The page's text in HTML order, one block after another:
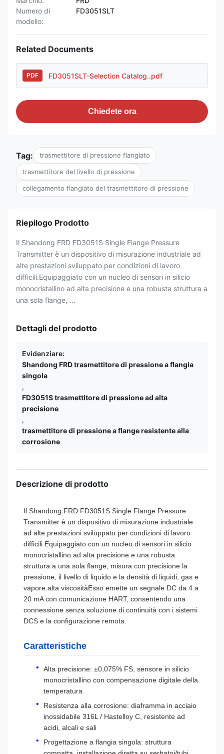
Numero di
modello:
FD3051SLT
Related Documents
PDF FD3051SLT-Selection Catalog..pdf
Chiedete ora
Tag: trasmettitore di pressione flangiato
trasmettitore del livello di pressione
collegamento flangiato del trasmettitore di pressione
Riepilogo Prodotto
Il Shandong FRD FD3051S Single Flange Pressure
Transmitter è un dispositivo di misurazione industriale ad
alte prestazioni sviluppato per condizioni di lavoro
difficili.Equipaggiato con un nucleo di sensori in silicio
monocristallino ad alta precisione e una robusta struttura a
una sola flange, ...
Dettagli del prodotto
Evidenziare:
Shandong FRD trasmettitore di pressione a flangia
singola
,
FD3051S trasmettitore di pressione ad alta
precisione
,
trasmettitore di pressione a flange resistente alla
corrosione
Descrizione di prodotto
Il Shandong FRD FD3051S Single Flange Pressure
Transmitter è un dispositivo di misurazione industriale
ad alte prestazioni sviluppato per condizioni di lavoro
difficili.Equipaggiato con un nucleo di sensori in silicio
monocristallino ad alta precisione e una robusta
struttura a una sola flange, misura con precisione la
pressione, il livello di liquido e la densità di liquidi, gas e
vapore.alta viscositàEsso emette un segnale DC da 4 a
20 mA con comunicazione HART, consentendo una
connessione senza soluzione di continuità con i sistemi
DCS e la configurazione remota.
Caratteristiche
Alta precisione: ±0,075% FS, sensore in silicio
monocristallino con compensazione digitale della
temperatura
Resistenza alla corrosione: diaframma in acciaio
inossidabile 316L / Hastelloy C, resistente ad
acidi, alcali e sali
Progettazione a flangia singola: struttura